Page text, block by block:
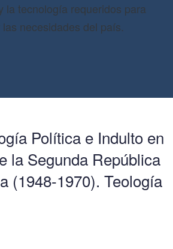
la tecnología requeridos para
necesidades del país.
Política e Indulto en
la Segunda República
(1948-1970). Teología